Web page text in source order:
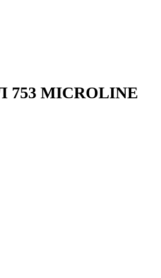
753 MICROLINE